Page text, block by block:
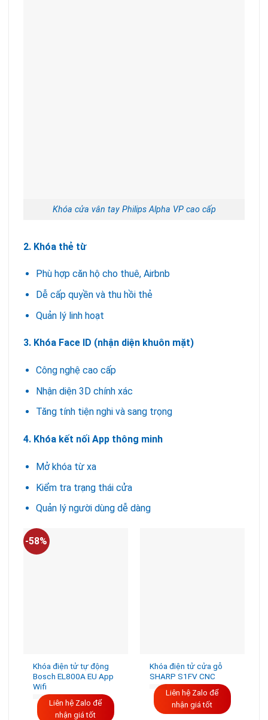
Khóa cửa vân tay Philips Alpha VP cao cấp
2. Khóa thẻ từ
Phù hợp căn hộ cho thuê, Airbnb
Dễ cấp quyền và thu hồi thẻ
Quản lý linh hoạt
3. Khóa Face ID (nhận diện khuôn mặt)
Công nghệ cao cấp
Nhận diện 3D chính xác
Tăng tính tiện nghi và sang trọng
4. Khóa kết nối App thông minh
Mở khóa từ xa
Kiểm tra trạng thái cửa
Quản lý người dùng dễ dàng
-58%
Khóa điện tử tự động
Bosch EL800A EU App
Wifi
Liên hệ Zalo để
nhận giá tốt
Khóa điện tử cửa gỗ
SHARP S1FV CNC
Liên hệ Zalo để
nhận giá tốt